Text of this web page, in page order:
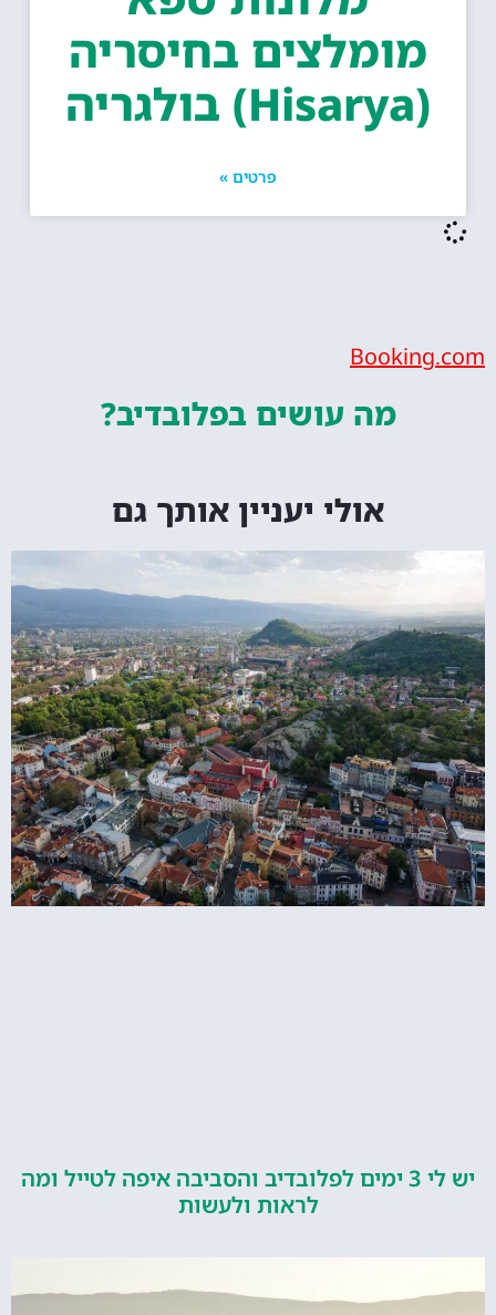
מומלצים בחיסריה
(Hisarya) בולגריה
פרטים »
Booking.com
מה עושים בפלובדיב?
אולי יעניין אותך גם
יש לי 3 ימים לפלובדיב והסביבה איפה לטייל ומה
לראות ולעשות